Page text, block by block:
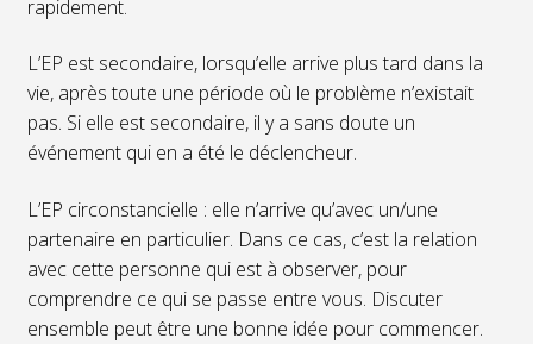
rapidement.
L’EP est secondaire, lorsqu’elle arrive plus tard dans la
vie, après toute une période où le problème n’existait
pas. Si elle est secondaire, il y a sans doute un
événement qui en a été le déclencheur.
L’EP circonstancielle : elle n’arrive qu’avec un/une
partenaire en particulier. Dans ce cas, c’est la relation
avec cette personne qui est à observer, pour
comprendre ce qui se passe entre vous. Discuter
ensemble peut être une bonne idée pour commencer.